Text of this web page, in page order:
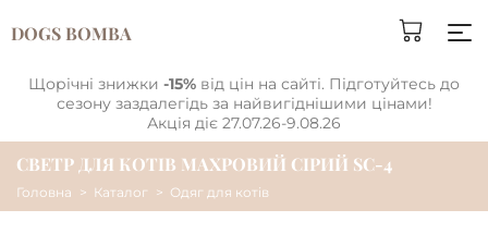
DOGS BOMBA
Щорічні знижки -15% від цін на сайті. Підготуйтесь до
сезону заздалегідь за найвигіднішими цінами!
Акція діє 27.07.26-9.08.26
СВЕТР ДЛЯ КОТIВ МАХРОВИЙ СІРИЙ SC-4
Головна Каталог Одяг для котів